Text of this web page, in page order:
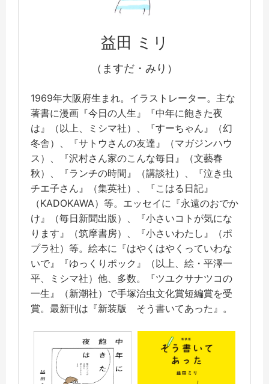
益田 ミリ
（ますだ・みり）
1969年大阪府生まれ。イラストレーター。主な
著書に漫画『今日の人生』『中年に飽きた夜
は』（以上、ミシマ社）、『すーちゃん』（幻
冬舎）、『サトウさんの友達』（マガジンハウ
ス）、『沢村さん家のこんな毎日』（文藝春
秋）、『ランチの時間』（講談社）、『泣き虫
チエ子さん』（集英社）、『こはる日記』
（KADOKAWA）等。エッセイに『永遠のおでか
け』（毎日新聞出版）、『小さいコトが気にな
ります』（筑摩書房）、『小さいわたし』（ポ
プラ社）等。絵本に『はやくはやくっていわな
いで』『ゆっくりポック』（以上、絵・平澤一
平、ミシマ社）他、多数。『ツユクサナツコの
一生』（新潮社）で手塚治虫文化賞短編賞を受
賞。最新刊は『新装版 そう書いてあった』。